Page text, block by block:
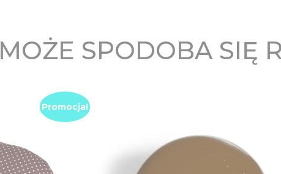
MOŻE SPODOBA SIĘ
Promocja!